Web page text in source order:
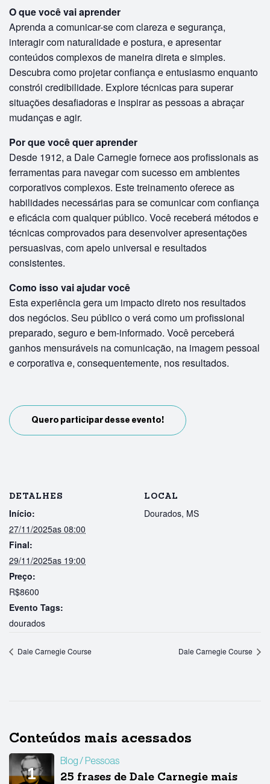
O que você vai aprender
Aprenda a comunicar-se com clareza e segurança,
interagir com naturalidade e postura, e apresentar
conteúdos complexos de maneira direta e simples.
Descubra como projetar confiança e entusiasmo enquanto
constrói credibilidade. Explore técnicas para superar
situações desafiadoras e inspirar as pessoas a abraçar
mudanças e agir.
Por que você quer aprender
Desde 1912, a Dale Carnegie fornece aos profissionais as
ferramentas para navegar com sucesso em ambientes
corporativos complexos. Este treinamento oferece as
habilidades necessárias para se comunicar com confiança
e eficácia com qualquer público. Você receberá métodos e
técnicas comprovados para desenvolver apresentações
persuasivas, com apelo universal e resultados
consistentes.
Como isso vai ajudar você
Esta experiência gera um impacto direto nos resultados
dos negócios. Seu público o verá como um profissional
preparado, seguro e bem-informado. Você perceberá
ganhos mensuráveis na comunicação, na imagem pessoal
e corporativa e, consequentemente, nos resultados.
Quero participar desse evento!
DETALHES
Início:
27/11/2025as 08:00
Final:
29/11/2025as 19:00
Preço:
R$8600
Evento Tags:
dourados
LOCAL
Dourados, MS
Dale Carnegie Course Dale Carnegie Course
Conteúdos mais acessados
Blog Pessoas
25 frases de Dale Carnegie mais